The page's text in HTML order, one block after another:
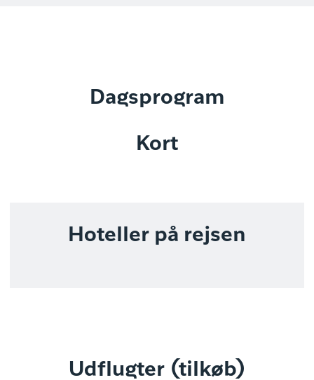
Dagsprogram
Kort
Hoteller på rejsen
Udflugter (tilkøb)